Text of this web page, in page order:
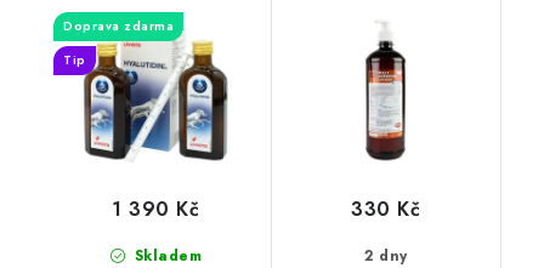
Doprava zdarma
Tip
Skladem
1 390 Kč
2 dny
330 Kč